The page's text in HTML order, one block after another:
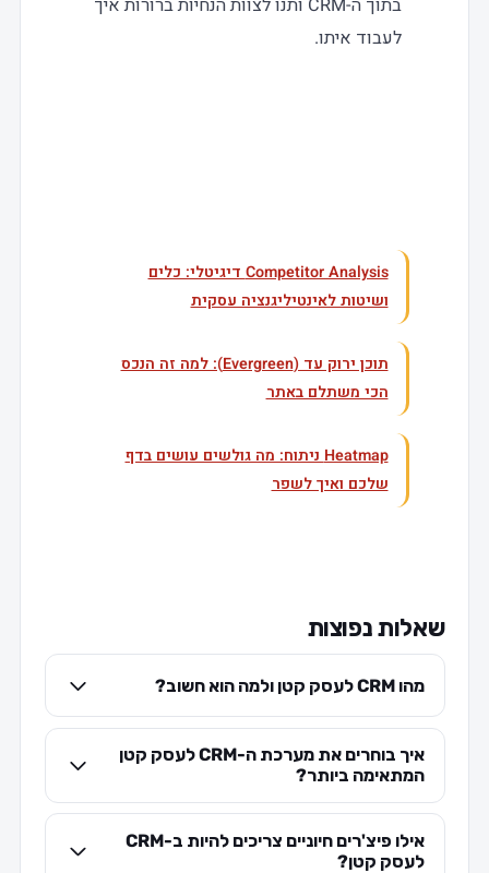
בתוך ה-CRM ותנו לצוות הנחיות ברורות איך
לעבוד איתו.
Competitor Analysis דיגיטלי: כלים
ושיטות לאינטיליגנציה עסקית
תוכן ירוק עד (Evergreen): למה זה הנכס
הכי משתלם באתר
Heatmap ניתוח: מה גולשים עושים בדף
שלכם ואיך לשפר
שאלות נפוצות
מהו CRM לעסק קטן ולמה הוא חשוב?
איך בוחרים את מערכת ה-CRM לעסק קטן
המתאימה ביותר?
אילו פיצ'רים חיוניים צריכים להיות ב-CRM
לעסק קטן?